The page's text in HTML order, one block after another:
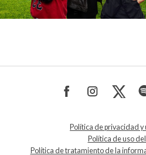
Política de privacidad y
Política de uso
Política de tratamiento de la